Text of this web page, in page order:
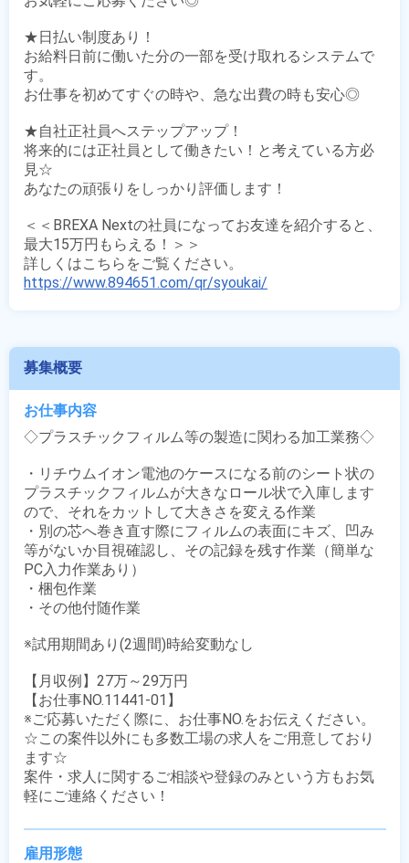
★日払い制度あり！
お給料日前に働いた分の一部を受け取れるシステムで
す。
お仕事を初めてすぐの時や、急な出費の時も安心◎
★自社正社員へステップアップ！
将来的には正社員として働きたい！と考えている方必
見☆
あなたの頑張りをしっかり評価します！
＜＜BREXA Nextの社員になってお友達を紹介すると、
最大15万円もらえる！＞＞
https://www.894651.com/qr/syoukai/
募集概要
お仕事内容
◇プラスチックフィルム等の製造に関わる加工業務◇
・リチウムイオン電池のケースになる前のシート状の
プラスチックフィルムが大きなロール状で入庫します
ので、それをカットして大きさを変える作業
・別の芯へ巻き直す際にフィルムの表面にキズ、凹み
等がないか目視確認し、その記録を残す作業（簡単な
PC入力作業あり）
・梱包作業
・その他付随作業
※試用期間あり(2週間)時給変動なし
【月収例】27万～29万円
【お仕事NO.11441-01】
※ご応募いただく際に、お仕事NO.をお伝えください。
☆この案件以外にも多数工場の求人をご用意しており
ます☆
案件・求人に関するご相談や登録のみという方もお気
軽にご連絡ください！
雇用形態